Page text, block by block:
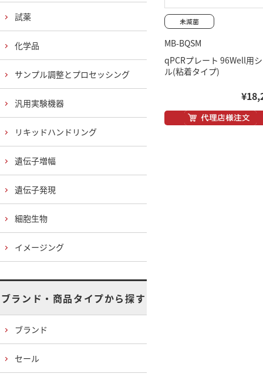
MB-BQSM
qPCRプレート 96Well用
ル(粘着タイプ)
試薬
化学品
サンプル調整とプロセッシング
汎用実験機器
リキッドハンドリング
遺伝子増幅
遺伝子発現
細胞生物
イメージング
ブランド・商品タイプから探す
ブランド
セール